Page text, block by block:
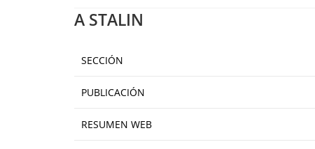
A STALIN
SECCIÓN
PUBLICACIÓN
RESUMEN WEB